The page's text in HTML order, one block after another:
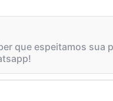
que espeitamos sua